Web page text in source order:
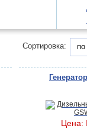
Сортировка: по
Цена: